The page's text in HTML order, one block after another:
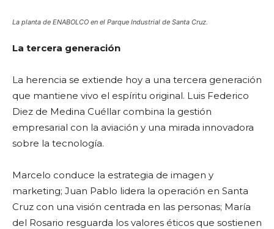
La planta de ENABOLCO en el Parque Industrial de Santa Cruz.
La tercera generación
La herencia se extiende hoy a una tercera generación
que mantiene vivo el espíritu original. Luis Federico
Diez de Medina Cuéllar combina la gestión
empresarial con la aviación y una mirada innovadora
sobre la tecnología.
Marcelo conduce la estrategia de imagen y
marketing; Juan Pablo lidera la operación en Santa
Cruz con una visión centrada en las personas; María
del Rosario resguarda los valores éticos que sostienen